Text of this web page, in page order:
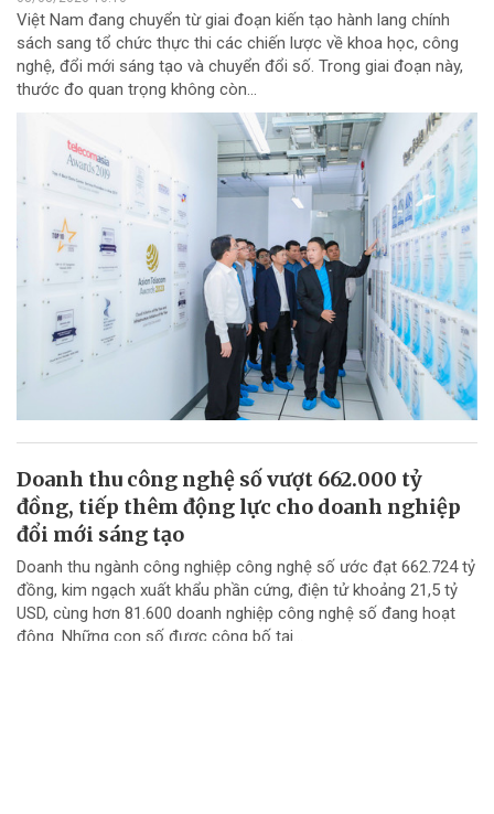
Việt Nam đang chuyển từ giai đoạn kiến tạo hành lang chính
sách sang tổ chức thực thi các chiến lược về khoa học, công
nghệ, đổi mới sáng tạo và chuyển đổi số. Trong giai đoạn này,
thước đo quan trọng không còn...
Doanh thu công nghệ số vượt 662.000 tỷ
đồng, tiếp thêm động lực cho doanh nghiệp
đổi mới sáng tạo
Doanh thu ngành công nghiệp công nghệ số ước đạt 662.724 tỷ
đồng, kim ngạch xuất khẩu phần cứng, điện tử khoảng 21,5 tỷ
USD, cùng hơn 81.600 doanh nghiệp công nghệ số đang hoạt
động. Những con số được công bố tại...